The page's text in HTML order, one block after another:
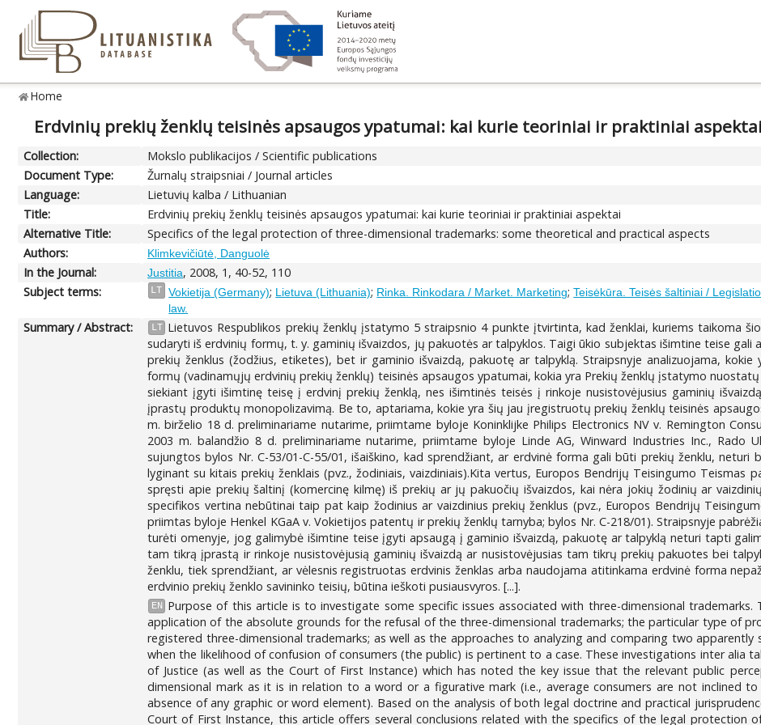
Home
Erdvinių prekių ženklų teisinės apsaugos ypatumai: kai kurie teoriniai ir praktiniai aspektai
Collection:
Mokslo publikacijos / Scientific publications
Document Type:
Žurnalų straipsniai / Journal articles
Language:
Lietuvių kalba / Lithuanian
Title:
Erdvinių prekių ženklų teisinės apsaugos ypatumai: kai kurie teoriniai ir praktiniai aspektai
Alternative Title:
Specifics of the legal protection of three-dimensional trademarks: some theoretical and practical aspects
Authors:
Klimkevičiūtė, Danguolė
In the Journal: Justitia, 2008, 1, 40-52, 110
Subject terms:
LT Vokietija (Germany); Lietuva (Lithuania); Rinka. Rinkodara / Market. Marketing;Teisėkūra. Teisės šaltiniai /
law.
Summary / Abstract: LT Lietuvos Respublikos prekių ženklų įstatymo 5 straipsnio 4 punkte įtvirtinta, kad ženklai, kuriems taikoma
sudaryti iš erdvinių formų, t. y. gaminių išvaizdos, jų pakuotės ar talpyklos. Taigi ūkio subjektas išimtine teise gali
prekių ženklus (žodžius, etiketes), bet ir gaminio išvaizdą, pakuotę ar talpyklą. Straipsnyje analizuojama,
formų (vadinamųjų erdvinių prekių ženklų) teisinės apsaugos ypatumai, kokia yra Prekių ženklų įstatymo
siekiant įgyti išimtinę teisę į erdvinį prekių ženklą, nes išimtinės teisės į rinkoje nusistovėjusius gaminių
įprastų produktų monopolizavimą. Be to, aptariama, kokie yra šių jau įregistruotų prekių ženklų teisinės
m. birželio 18 d. preliminariame nutarime, priimtame byloje Koninklijke Philips Electronics NV v. Remington
2003 m. balandžio 8 d. preliminariame nutarime, priimtame byloje Linde AG, Winward Industries Inc., Rado
sujungtos bylos Nr. C-53/01-C-55/01, išaiškino, kad sprendžiant, ar erdvinė forma gali būti prekių ženklu,
lyginant su kitais prekių ženklais (pvz., žodiniais, vaizdiniais).Kita vertus, Europos Bendrijų Teisingumo
spręsti apie prekių šaltinį (komercinę kilmę) iš prekių ar jų pakuočių išvaizdos, kai nėra jokių žodinių ar
specifikos vertina nebūtinai taip pat kaip žodinius ar vaizdinius prekių ženklus (pvz., Europos Bendrijų
priimtas byloje Henkel KGaA v. Vokietijos patentų ir prekių ženklų tarnyba; bylos Nr. C-218/01). Straipsnyje
turėti omenyje, jog galimybė išimtine teise įgyti apsaugą į gaminio išvaizdą, pakuotę ar talpyklą neturi tapti
tam tikrą įprastą ir rinkoje nusistovėjusią gaminių išvaizdą ar nusistovėjusias tam tikrų prekių pakuotes bei
ženklu, tiek sprendžiant, ar vėlesnis registruotas erdvinis ženklas arba naudojama atitinkama erdvinė forma
erdvinio prekių ženklo savininko teisių, būtina ieškoti pusiausvyros. [...].
EN
Purpose of this article is to investigate some specific issues associated with three-dimensional
application of the absolute grounds for the refusal of the three-dimensional trademarks; the particular type of
registered three-dimensional trademarks; as well as the approaches to analyzing and comparing two apparently
when the likelihood of confusion of consumers (the public) is pertinent to a case. These investigations inter alia
of Justice (as well as the Court of First Instance) which has noted the key issue that the relevant public
dimensional mark as it is in relation to a word or a figurative mark (i.e., average consumers are not inclined
absence of any graphic or word element). Based on the analysis of both legal doctrine and practical
Court of First Instance, this article offers several conclusions related with the specifics of the legal protection